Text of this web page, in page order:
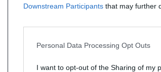
Downstream Participants that may further
Personal Data Processing Opt Outs
I want to opt-out of the Sharing of my